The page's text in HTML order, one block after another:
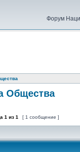
Форум
Общества
1 из 1 [ 1 сообщение ]